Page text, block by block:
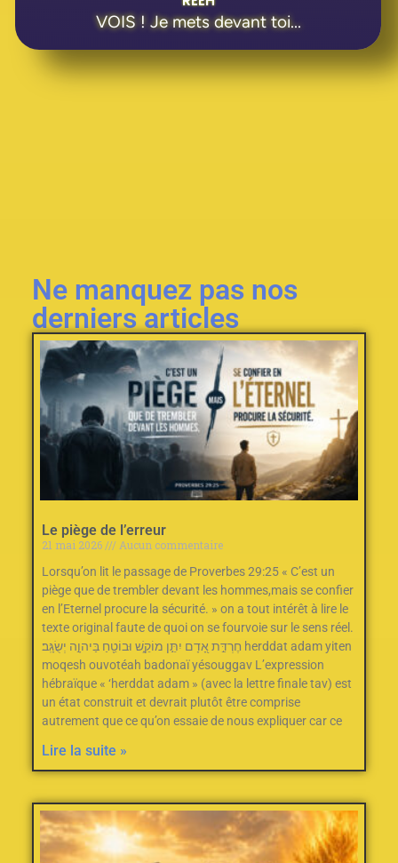
VOIS ! Je mets devant toi...
Ne manquez pas nos
derniers articles
Le piège de l’erreur
21 mai 2026
Aucun commentaire
Lorsqu’on lit le passage de Proverbes 29:25 « C’est un
piège que de trembler devant les hommes,mais se confier
en l’Eternel procure la sécurité. » on a tout intérêt à lire le
texte original faute de quoi on se fourvoie sur le sens réel.
חֶרְדַּ֣ת אָ֭דָם יִתֵּ֣ן מוֹקֵ֑שׁ וּבוֹטֵ֖חַ בַּיהוָ֣ה יְשֻׂגָּֽב׃ herddat adam yiten
moqesh ouvotéah badonaï yésouggav L’expression
hébraïque « ‘herddat adam » (avec la lettre finale tav) est
un état construit et devrait plutôt être comprise
autrement que ce qu’on essaie de nous expliquer car ce
Lire la suite »